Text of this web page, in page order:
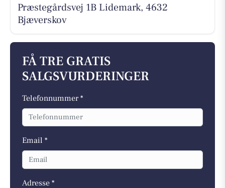
Præstegårdsvej 1B Lidemark, 4632
Bjæverskov
FÅ TRE GRATIS
SALGSVURDERINGER
Telefonnummer *
Email *
Adresse *